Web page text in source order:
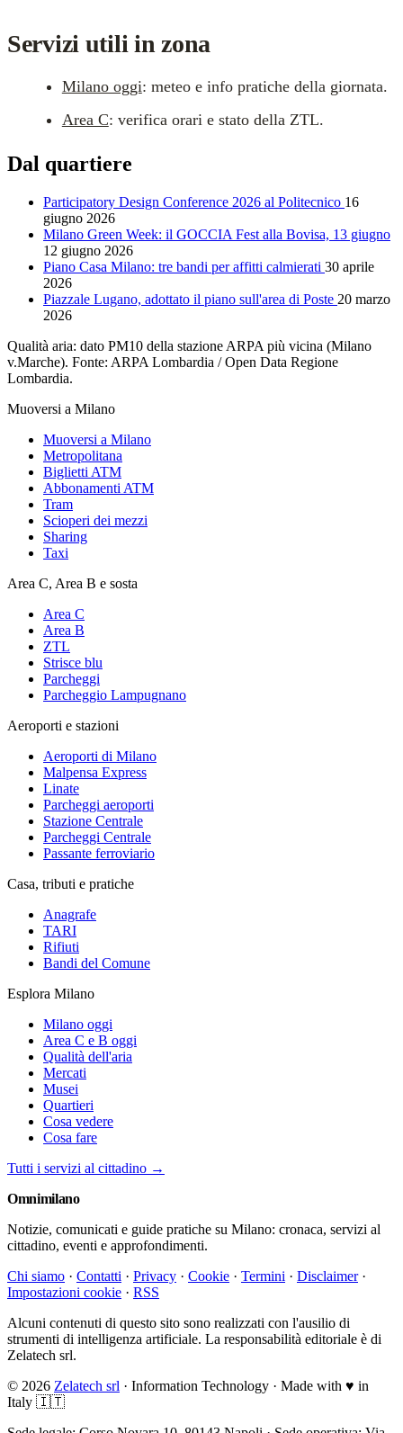
Servizi utili in zona
Milano oggi: meteo e info pratiche della giornata.
Area C: verifica orari e stato della ZTL.
Dal quartiere
Participatory Design Conference 2026 al Politecnico 16
giugno 2026
Milano Green Week: il GOCCIA Fest alla Bovisa, 13 giugno
12 giugno 2026
Piano Casa Milano: tre bandi per affitti calmierati 30 aprile
2026
Piazzale Lugano, adottato il piano sull'area di Poste 20 marzo
2026
Qualità aria: dato PM10 della stazione ARPA più vicina (Milano
v.Marche). Fonte: ARPA Lombardia / Open Data Regione
Lombardia.
Muoversi a Milano
Muoversi a Milano
Metropolitana
Biglietti ATM
Abbonamenti ATM
Tram
Scioperi dei mezzi
Sharing
Taxi
Area C, Area B e sosta
Area C
Area B
ZTL
Strisce blu
Parcheggi
Parcheggio Lampugnano
Aeroporti e stazioni
Aeroporti di Milano
Malpensa Express
Linate
Parcheggi aeroporti
Stazione Centrale
Parcheggi Centrale
Passante ferroviario
Casa, tributi e pratiche
Anagrafe
TARI
Rifiuti
Bandi del Comune
Esplora Milano
Milano oggi
Area C e B oggi
Qualità dell'aria
Mercati
Musei
Quartieri
Cosa vedere
Cosa fare
Tutti i servizi al cittadino →
Omnimilano
Notizie, comunicati e guide pratiche su Milano: cronaca, servizi al
cittadino, eventi e approfondimenti.
Chi siamo · Contatti · Privacy · Cookie · Termini · Disclaimer ·
Impostazioni cookie · RSS
Alcuni contenuti di questo sito sono realizzati con l'ausilio di
strumenti di intelligenza artificiale. La responsabilità editoriale è di
Zelatech srl.
© 2026 Zelatech srl · Information Technology · Made with ♥ in
Italy 🇮🇹